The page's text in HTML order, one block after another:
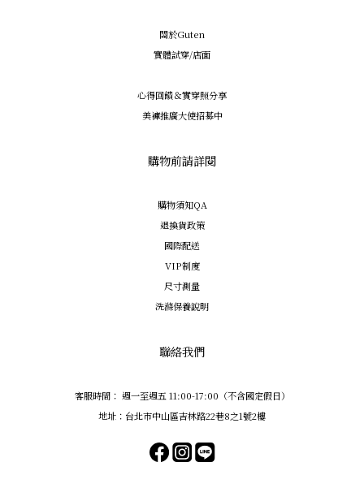
關於Guten
實體試穿/店面
心得回饋＆實穿照分享
美褲推廣大使招募中
購物前請詳閱
購物須知QA
退換貨政策
國際配送
VIP制度
尺寸測量
洗滌保養說明
聯絡我們
客服時間： 週一至週五 11:00-17:00（不含國定假日）
地址：台北市中山區吉林路22巷8之1號2樓